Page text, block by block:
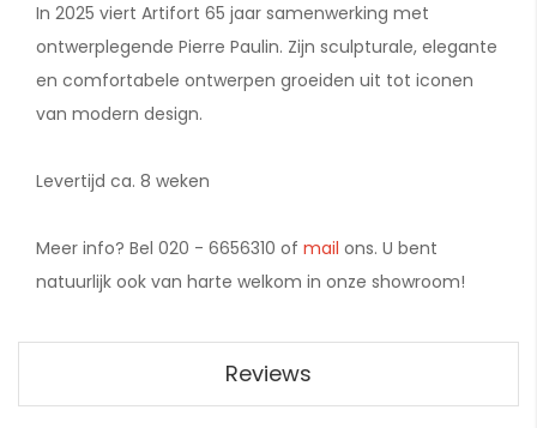
In 2025 viert Artifort 65 jaar samenwerking met
ontwerplegende Pierre Paulin. Zijn sculpturale, elegante
en comfortabele ontwerpen groeiden uit tot iconen
van modern design.
Levertijd ca. 8 weken
Meer info? Bel 020 - 6656310 of mail ons. U bent
natuurlijk ook van harte welkom in onze showroom!
Reviews